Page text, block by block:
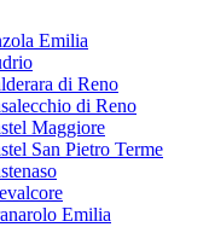
Emilia
di Reno
di Reno
Maggiore
San Pietro Terme
Emilia